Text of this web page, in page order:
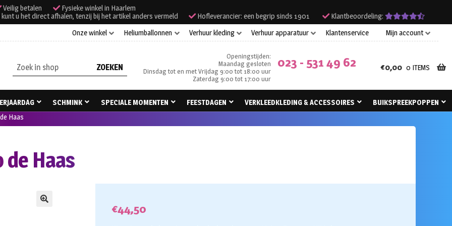
Veilig betalen
Fysieke winkel in Haarlem
u het direct afhalen, tenzij bij het artikel anders vermeld
Hofleverancier: een begrip sinds 1901
Klantbeoordeling:
Onze winkel
Heliumballonnen Verhuur kleding Verhuur apparatuur Klantenservice Mijn account
Zoeken
naar:
Openingstijden:
Maandag gesloten
Dinsdag tot en met Vrijdag 9:00 tot 18:00 uur
Zaterdag 9:00 tot 17:00 uur
023 - 531 49 62 €0,00 0 ITEMS
SCHMINK SPECIALE MOMENTEN FEESTDAGEN VERKLEEDKLEDING & ACCESSOIRES
BUIKSPREEKPOPPEN
Haas
Haas
€44,50